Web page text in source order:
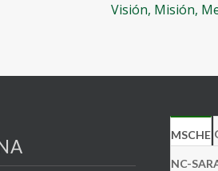
Visión, Misión,
MSCHE
NC-